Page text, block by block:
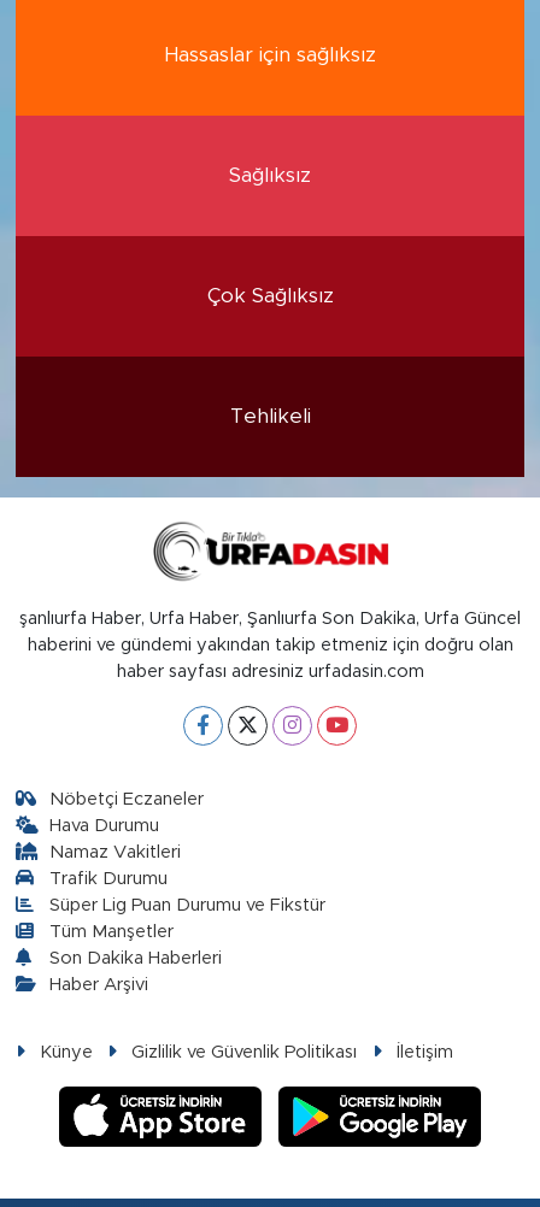
Hassaslar için sağlıksız
Sağlıksız
Çok Sağlıksız
Tehlikeli
şanlıurfa Haber, Urfa Haber, Şanlıurfa Son Dakika, Urfa Güncel
haberini ve gündemi yakından takip etmeniz için doğru olan
haber sayfası adresiniz urfadasin.com
Nöbetçi Eczaneler
Hava Durumu
Namaz Vakitleri
Trafik Durumu
Süper Lig Puan Durumu ve Fikstür
Tüm Manşetler
Son Dakika Haberleri
Haber Arşivi
Künye Gizlilik ve Güvenlik Politikası İletişim